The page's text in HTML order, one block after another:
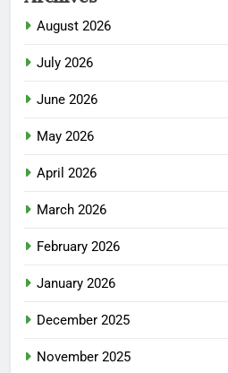
August 2026
July 2026
June 2026
May 2026
April 2026
March 2026
February 2026
January 2026
December 2025
November 2025